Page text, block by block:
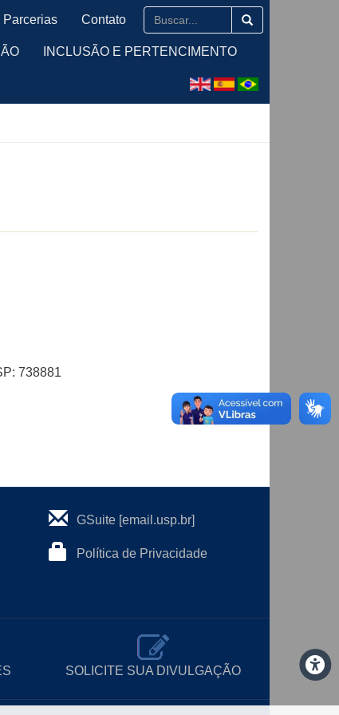
INCLUSÃO E PERTENCIMENTO
Parcerias Contato
738881
GSuite [email.usp.br]
Política de Privacidade
SOLICITE SUA DIVULGAÇÃO